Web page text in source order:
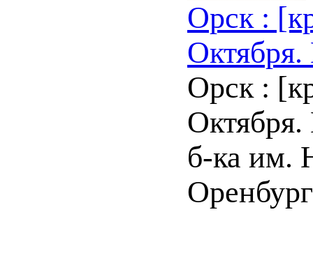
Орск :
Орск :
Октября.
б-ка им.